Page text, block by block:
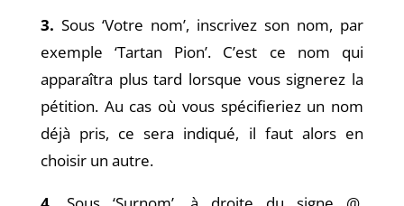
3. Sous ‘Votre nom’, inscrivez son nom, par
exemple ‘Tartan Pion’. C’est ce nom qui
apparaîtra plus tard lorsque vous signerez la
pétition. Au cas où vous spécifieriez un nom
déjà pris, ce sera indiqué, il faut alors en
choisir un autre.